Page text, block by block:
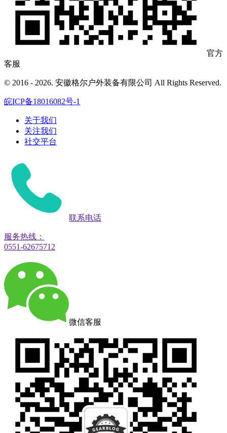
官方
客服
© 2016 - 2026. 安徽格尔户外装备有限公司 All Rights Reserved.
皖ICP备18016082号-1
关于我们
关注我们
社交平台
联系电话
服务热线：
0551-62675712
微信客服